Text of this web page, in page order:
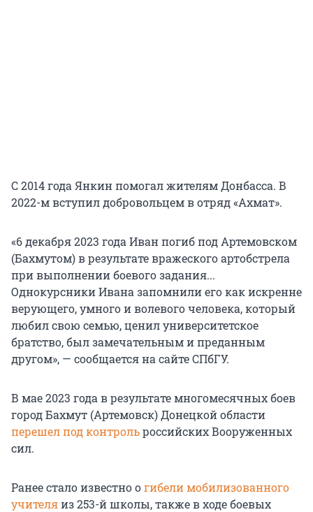
С 2014 года Янкин помогал жителям Донбасса. В
2022-м вступил добровольцем в отряд «Ахмат».
«6 декабря 2023 года Иван погиб под Артемовском
(Бахмутом) в результате вражеского артобстрела
при выполнении боевого задания...
Однокурсники Ивана запомнили его как искренне
верующего, умного и волевого человека, который
любил свою семью, ценил университетское
братство, был замечательным и преданным
другом», — сообщается на сайте СПбГУ.
В мае 2023 года в результате многомесячных боев
город Бахмут (Артемовск) Донецкой области
перешел под контрольроссийских Вооруженных
сил.
Ранее стало известно огибели мобилизованного
учителяиз 253-й школы, также в ходе боевых